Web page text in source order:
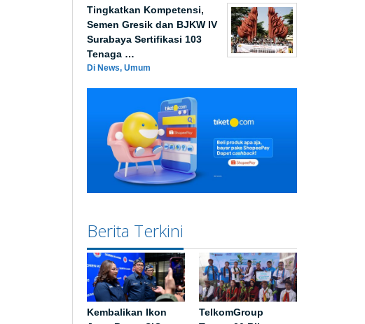
Tingkatkan Kompetensi,
Semen Gresik dan BJKW IV
Surabaya Sertifikasi 103
Tenaga …
Di News, Umum
Berita Terkini
Kembalikan Ikon
TelkomGroup